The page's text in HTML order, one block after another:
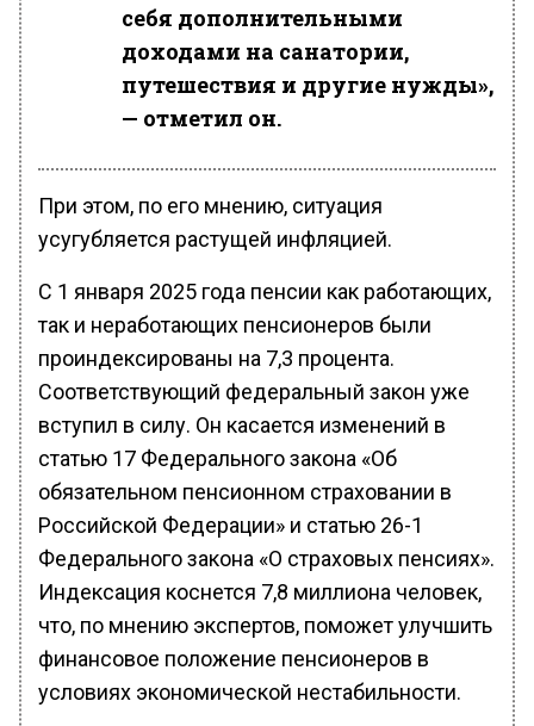
себя дополнительными
доходами на санатории,
путешествия и другие нужды»,
— отметил он.
При этом, по его мнению, ситуация
усугубляется растущей инфляцией.
С 1 января 2025 года пенсии как работающих,
так и неработающих пенсионеров были
проиндексированы на 7,3 процента.
Соответствующий федеральный закон уже
вступил в силу. Он касается изменений в
статью 17 Федерального закона «Об
обязательном пенсионном страховании в
Российской Федерации» и статью 26-1
Федерального закона «О страховых пенсиях».
Индексация коснется 7,8 миллиона человек,
что, по мнению экспертов, поможет улучшить
финансовое положение пенсионеров в
условиях экономической нестабильности.